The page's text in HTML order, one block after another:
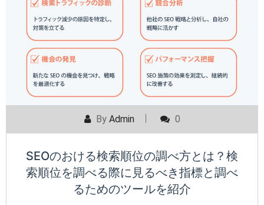
By Admin 0
SEOのおける検索順位の調べ方とは？検
索順位を調べる際に見るべき指標と調べ
るためのツールを紹介